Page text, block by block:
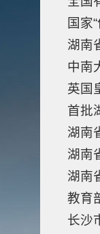
国家
湖南
中南
英国
首批
湖南
湖南
湖南
教育
长沙